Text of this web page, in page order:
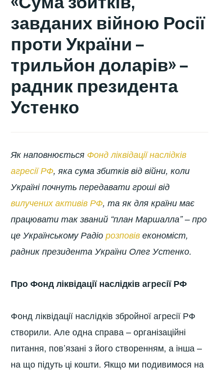
завданих війною Росії
проти України –
трильйон доларів» –
радник президента
Устенко
Як наповнюється Фонд ліквідації наслідків
агресії РФ, яка сума збитків від війни, коли
Україні почнуть передавати гроші від
вилучених активів РФ, та як для країни має
працювати так званий “план Маршалла” – про
це Українському Радіорозповів економіст,
радник президента України Олег Устенко.
Про Фонд ліквідації наслідків агресії РФ
Фонд ліквідації наслідків збройної агресії РФ
створили. Але одна справа – організаційні
питання, пов’язані з його створенням, а інша –
на що підуть ці кошти. Якщо ми подивимося на